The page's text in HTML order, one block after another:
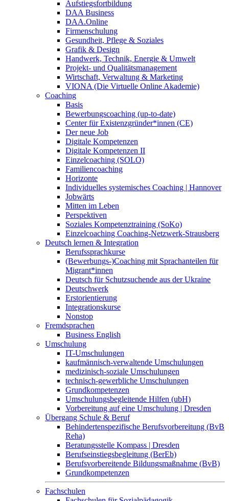
Aufstiegsfortbildung
DAA Business
DAA.Online
Firmenschulung
Gesundheit, Pflege & Soziales
Grafik & Design
Handwerk, Technik, Energie & Umwelt
Projekt- und Qualitätsmanagement
Wirtschaft, Verwaltung & Marketing
VIONA (Die Virtuelle Online Akademie)
Coaching
Basis
Bewerbungscoaching (up-to-date)
Center für Existenzgründer*innen (CE)
Der neue Job
Digitale Kompetenzen
Digitale Kompetenzen II
Einzelcoaching (SOLO)
Familiencoaching
Horizonte
Individuelles systemisches Coaching | Hannover
Jobwärts
Mitten im Leben
Perspektiven
Soziales Kompetenztraining (SoKo)
Einzelcoaching Coaching-Netzwerk-Strausberg
Deutsch lernen & Integration
Berufssprachkurse
(Bewerbungs-)Coaching mit Sprachanteilen für
Migrant*innen
Deutsch für Schutzsuchende aus der Ukraine
Deutschwerk
Erstorientierung
Integrationskurse
Nonstop
Fremdsprachen
Business English
Umschulung
IT-Umschulungen
kaufmännisch-verwaltende Umschulungen
medizinisch-soziale Umschulungen
technisch-gewerbliche Umschulungen
Grundkompetenzen
Umschulungsbegleitende Hilfen (ubH)
Vorbereitung auf eine Umschulung | Dresden
Übergang Schule & Beruf
Behindertenspezifische Berufsvorbereitung (BvB
Reha)
Beratungsstelle Kompass | Dresden
Berufseinstiegsbegleitung (BerEb)
Berufsvorbereitende Bildungsmaßnahme (BvB)
Grundkompetenzen
Fachschulen